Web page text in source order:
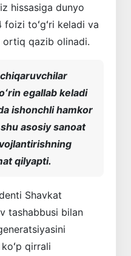
hissasiga dunyo
toʻgʻri keladi va
ortiq qazib olinadi.
egallab keladi
ishonchli hamkor
asosiy sanoat
qilyapti.
Shavkat
tashabbusi bilan
qirrali